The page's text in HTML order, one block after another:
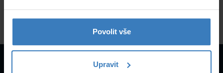
Povolit vše
Upravit
Skladem